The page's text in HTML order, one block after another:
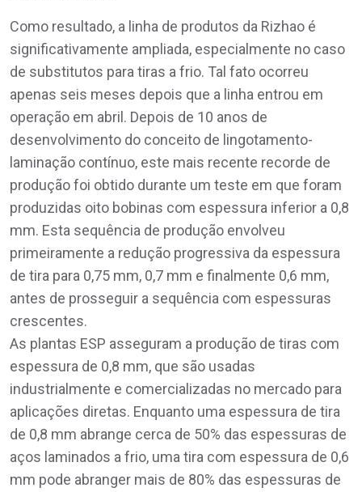
Como resultado, a linha de produtos da Rizhao é
significativamente ampliada, especialmente no caso
de substitutos para tiras a frio. Tal fato ocorreu
apenas seis meses depois que a linha entrou em
operação em abril. Depois de 10 anos de
desenvolvimento do conceito de lingotamento-
laminação contínuo, este mais recente recorde de
produção foi obtido durante um teste em que foram
produzidas oito bobinas com espessura inferior a 0,8
mm. Esta sequência de produção envolveu
primeiramente a redução progressiva da espessura
de tira para 0,75 mm, 0,7 mm e finalmente 0,6 mm,
antes de prosseguir a sequência com espessuras
crescentes.
As plantas ESP asseguram a produção de tiras com
espessura de 0,8 mm, que são usadas
industrialmente e comercializadas no mercado para
aplicações diretas. Enquanto uma espessura de tira
de 0,8 mm abrange cerca de 50% das espessuras de
aços laminados a frio, uma tira com espessura de 0,6
mm pode abranger mais de 80% das espessuras de